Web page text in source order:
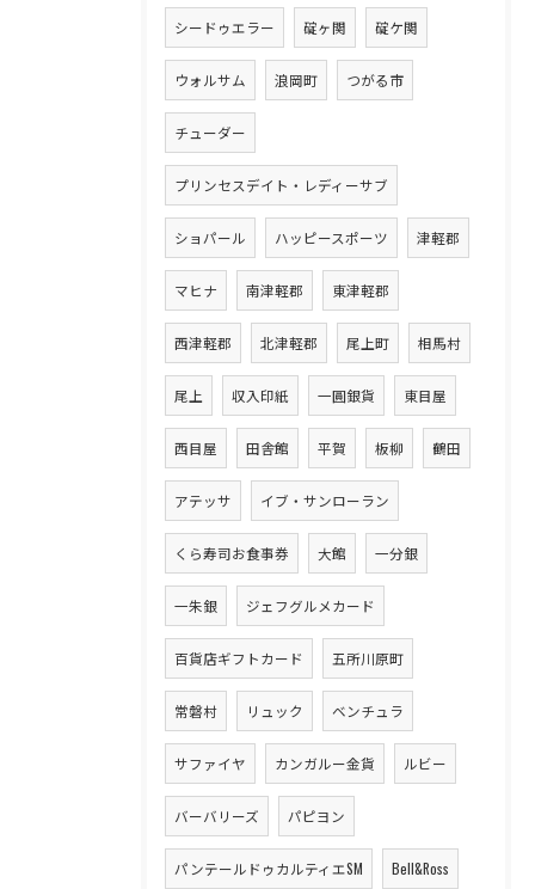
シードゥエラー 碇ヶ関 碇ケ関
ウォルサム 浪岡町 つがる市
チューダー
プリンセスデイト・レディーサブ
ショパール ハッピースポーツ 津軽郡
マヒナ 南津軽郡 東津軽郡
西津軽郡 北津軽郡 尾上町 相馬村
尾上 収入印紙 一圓銀貨 東目屋
西目屋 田舎館 平賀 板柳 鶴田
アテッサ イブ・サンローラン
くら寿司お食事券 大館 一分銀
一朱銀 ジェフグルメカード
百貨店ギフトカード 五所川原町
常磐村 リュック ベンチュラ
サファイヤ カンガルー金貨 ルビー
バーバリーズ パピヨン
パンテールドゥカルティエSM Bell&Ross